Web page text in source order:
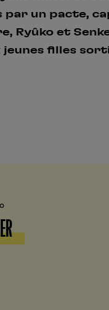
un pacte,
Ryûko et
filles